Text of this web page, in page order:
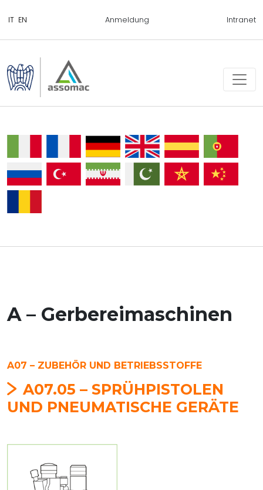
Anmeldung Intranet
A – Gerbereimaschinen
A07 – ZUBEHÖR UND BETRIEBSSTOFFE
A07.05 – SPRÜHPISTOLEN
UND PNEUMATISCHE GERÄTE